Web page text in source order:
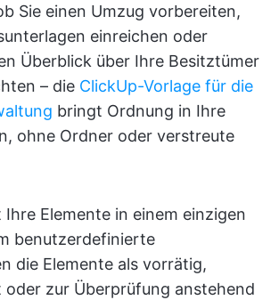
Sie einen Umzug vorbereiten,
einreichen oder
Überblick über Ihre Besitztümer
– die ClickUp-Vorlage für die
bringt Ordnung in Ihre
ohne Ordner oder verstreute
Ihre Elemente in einem einzigen
benutzerdefinierte
die Elemente als vorrätig,
oder zur Überprüfung anstehend